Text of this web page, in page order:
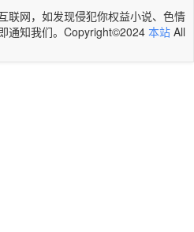
联网，如发现侵犯你权益小说、色情
通知我们。Copyright©2024 本站 All